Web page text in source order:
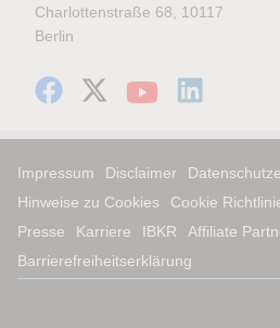
Charlottenstraße 68, 10117
Berlin
Impressum Disclaimer
Hinweise zu Cookies
Cookie
Presse
Karriere IBKR
Affiliate
Barrierefreiheitserklärung